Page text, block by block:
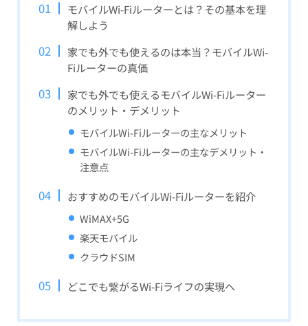
モバイルWi-Fiルーターとは？その基本を理
解しよう
家でも外でも使えるのは本当？モバイルWi-
Fiルーターの真価
家でも外でも使えるモバイルWi-Fiルーター
のメリット・デメリット
モバイルWi-Fiルーターの主なメリット
モバイルWi-Fiルーターの主なデメリット・
注意点
おすすめのモバイルWi-Fiルーターを紹介
WiMAX+5G
楽天モバイル
クラウドSIM
どこでも繋がるWi-Fiライフの実現へ